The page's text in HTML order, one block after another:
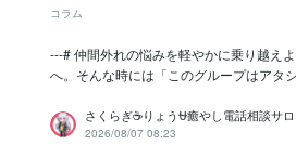
コラム
---# 仲間外れの悩みを軽やかに乗り越え
へ。そんな時には「このグループはアタ
さくらぎ☕りょう⛎癒やし電話相談サ
2026/08/07 08:23